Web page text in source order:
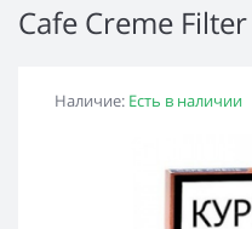
Cafe Creme
Наличие: Есть в наличии